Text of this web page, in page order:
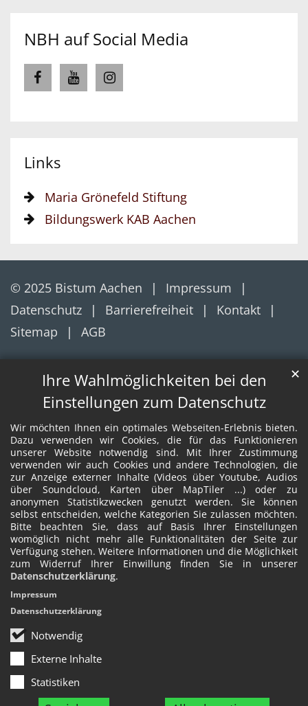
Ihre Wahlmöglichkeiten bei den
Einstellungen zum Datenschutz
Wir möchten Ihnen ein optimales Webseiten-Erlebnis bieten.
Dazu verwenden wir Cookies, die für das Funktionieren
unserer Website notwendig sind. Mit Ihrer Zustimmung
verwenden wir auch Cookies und andere Technologien, die
zur Anzeige externer Inhalte (Videos über Youtube, Audios
über Soundcloud, Karten über MapTiler ...) oder zu
anonymen Statistikzwecken genutzt werden. Sie können
selbst entscheiden, welche Kategorien Sie zulassen möchten.
Bitte beachten Sie, dass auf Basis Ihrer Einstellungen
womöglich nicht mehr alle Funktionalitäten der Seite zur
Verfügung stehen. Weitere Informationen und die Möglichkeit
zum Widerruf Ihrer Einwillung finden Sie in unserer
Datenschutzerklärung.
Notwendig
Externe Inhalte
Statistiken
✕
Impressum
Datenschutzerklärung
NBH auf Social Media
Links
Maria Grönefeld Stiftung
Bildungswerk KAB Aachen
© 2025 Bistum Aachen
Impressum
Datenschutz
Barrierefreiheit
Kontakt
Sitemap
AGB